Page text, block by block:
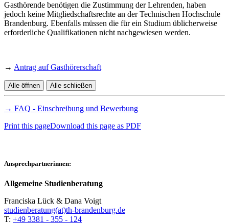
Gasthörende benötigen die Zustimmung der Lehrenden, haben
jedoch keine Mitgliedschaftsrechte an der Technischen Hochschule
Brandenburg. Ebenfalls müssen die für ein Studium üblicherweise
erforderliche Qualifikationen nicht nachgewiesen werden.
→ Antrag auf Gasthörerschaft
Alle öffnen Alle schließen
→ FAQ - Einschreibung und Bewerbung
Print this pageDownload this page as PDF
Ansprechpartnerinnen:
Allgemeine Studienberatung
Franciska Lück & Dana Voigt
studienberatung(at)th-brandenburg.de
T: +49 3381 - 355 - 124